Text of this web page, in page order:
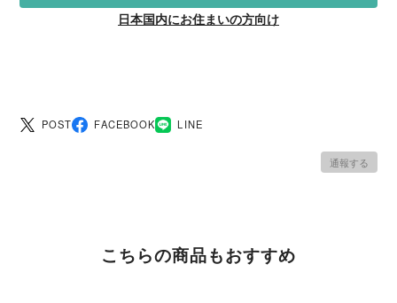
日本国内にお住まいの方向け
POST FACEBOOK LINE
通報する
こちらの商品もおすすめ